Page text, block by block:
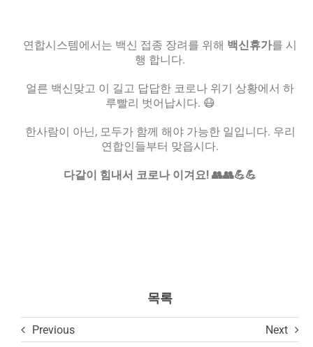
English
연합시스템에서는 백신 접종 장려를 위해 백신휴가를 시
행 합니다.
얼른 백신맞고 이 길고 답답한 코로나 위기 상황에서 하
루빨리 벗어납시다. 😷
한사람이 아닌, 모두가 함께 해야 가능한 일입니다. 우리
연합인들부터 맞읍시다.
다같이 힘내서 코로나 이겨요! 👥👥💪💪
목록
Previous Next